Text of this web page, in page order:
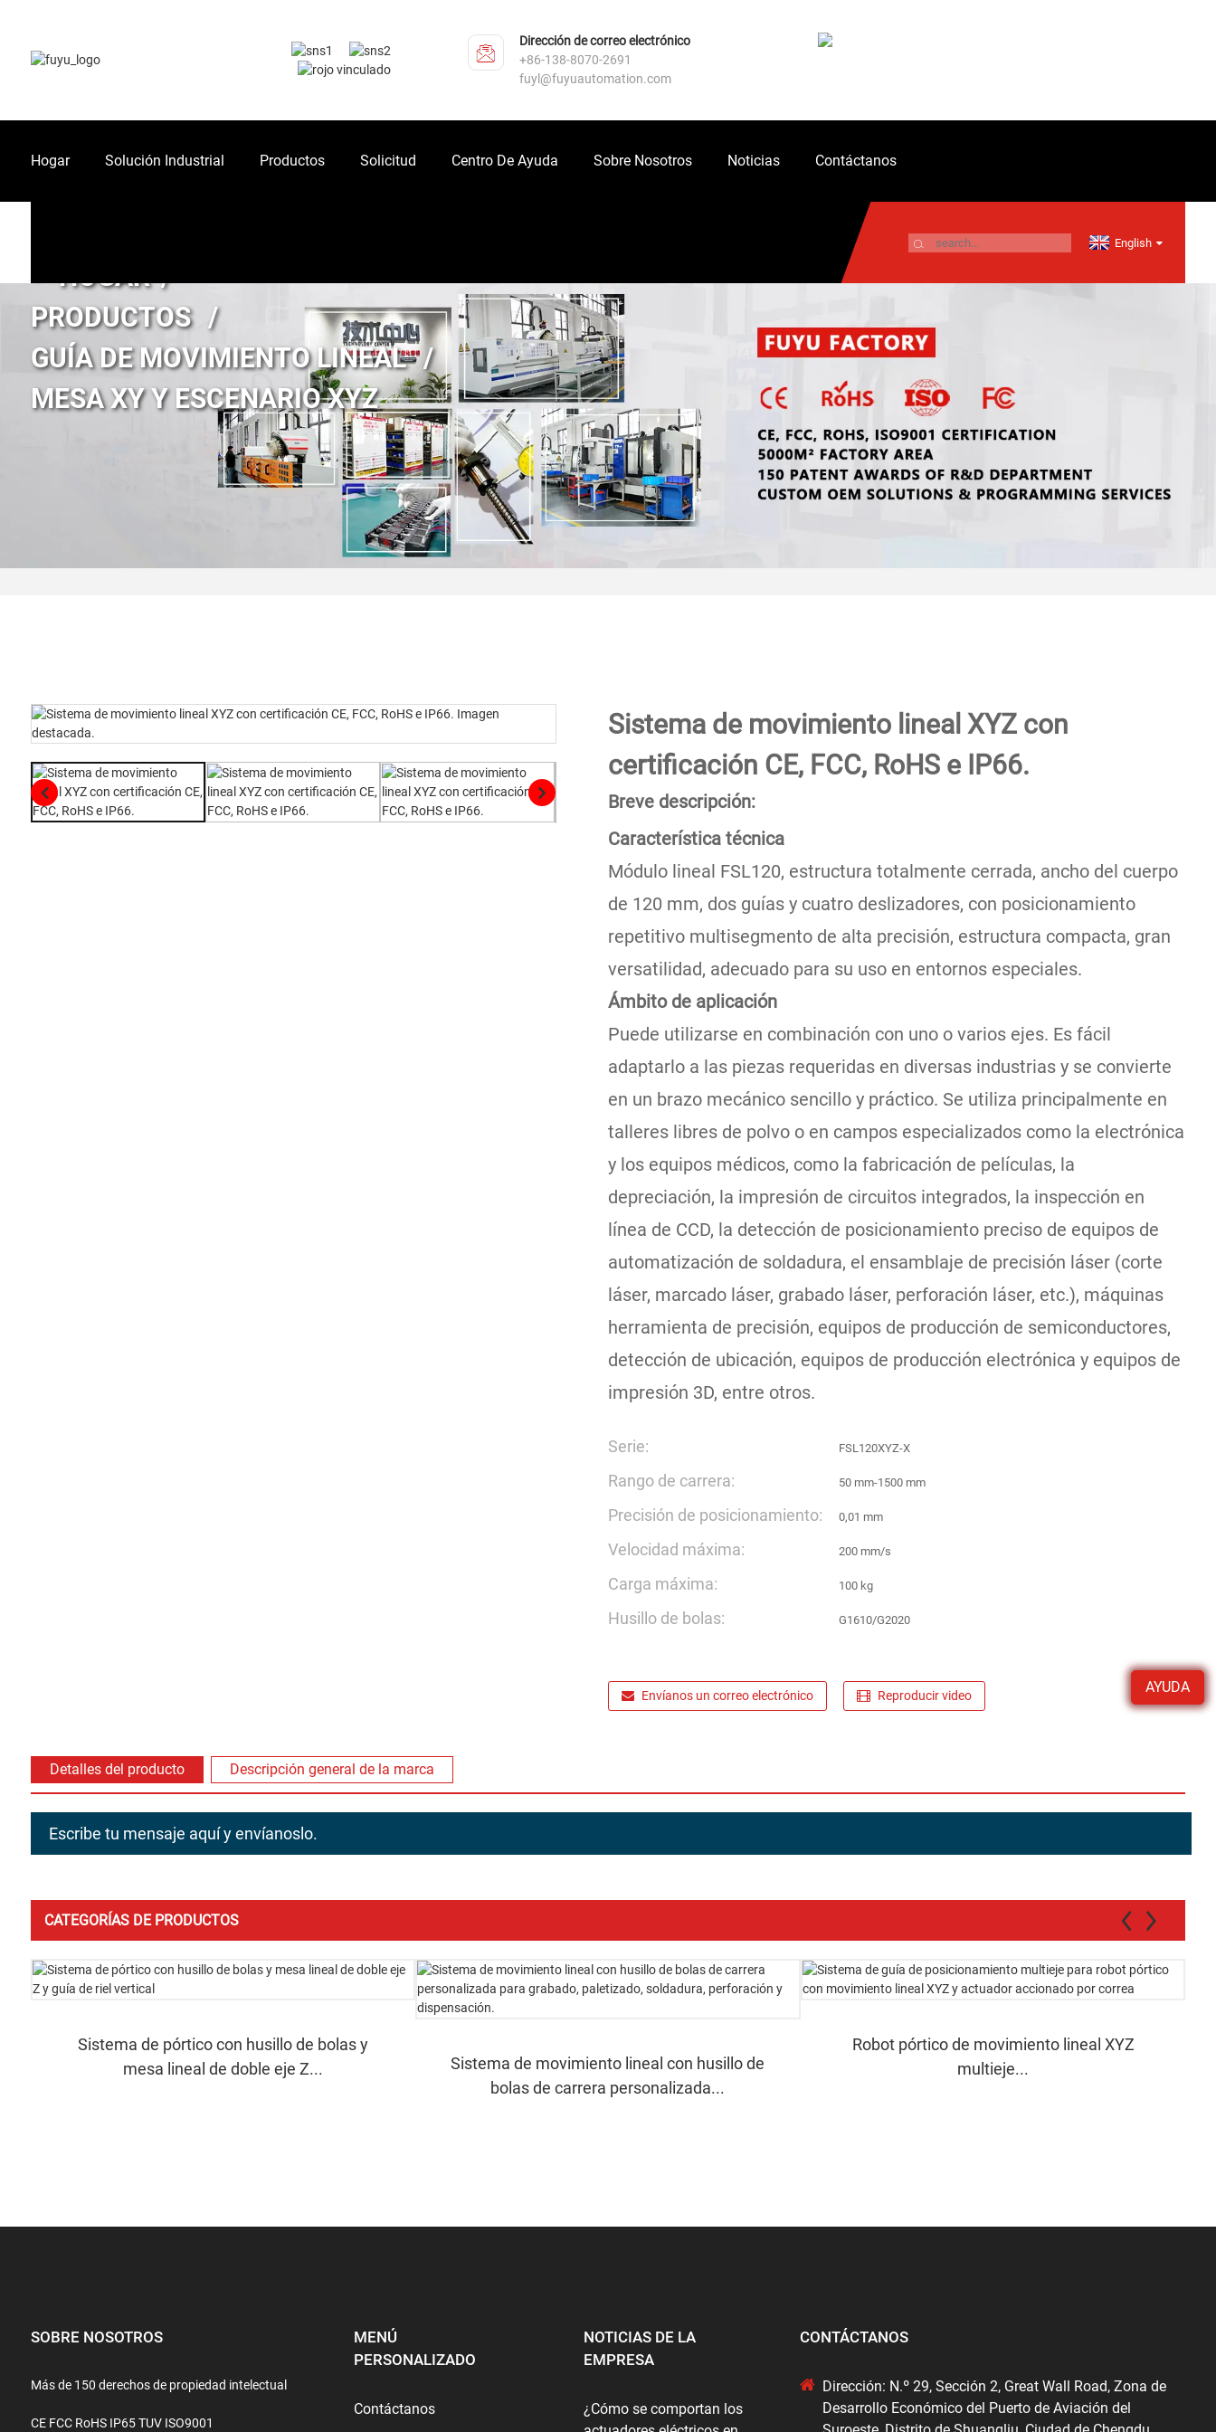
AYUDA
Dirección de correo electrónico
+86-138-8070-2691
fuyl@fuyuautomation.com
Hogar Solución Industrial Productos Solicitud Centro De Ayuda Sobre Nosotros Noticias Contáctanos
English
HOGAR
PRODUCTOS
GUÍA DE MOVIMIENTO LINEAL
MESA XY Y ESCENARIO XYZ
Sistema de movimiento lineal XYZ con
certificación CE, FCC, RoHS e IP66.
Breve descripción:
Característica técnica
Módulo lineal FSL120, estructura totalmente cerrada, ancho del cuerpo
de 120 mm, dos guías y cuatro deslizadores, con posicionamiento
repetitivo multisegmento de alta precisión, estructura compacta, gran
versatilidad, adecuado para su uso en entornos especiales.
Ámbito de aplicación
Puede utilizarse en combinación con uno o varios ejes. Es fácil
adaptarlo a las piezas requeridas en diversas industrias y se convierte
en un brazo mecánico sencillo y práctico. Se utiliza principalmente en
talleres libres de polvo o en campos especializados como la electrónica
y los equipos médicos, como la fabricación de películas, la
depreciación, la impresión de circuitos integrados, la inspección en
línea de CCD, la detección de posicionamiento preciso de equipos de
automatización de soldadura, el ensamblaje de precisión láser (corte
láser, marcado láser, grabado láser, perforación láser, etc.), máquinas
herramienta de precisión, equipos de producción de semiconductores,
detección de ubicación, equipos de producción electrónica y equipos de
impresión 3D, entre otros.
Serie: FSL120XYZ-X
Rango de carrera: 50 mm-1500 mm
Precisión de posicionamiento: 0,01 mm
Velocidad máxima: 200 mm/s
Carga máxima: 100 kg
Husillo de bolas: G1610/G2020
Envíanos un correo electrónico Reproducir video
Detalles del producto Descripción general de la marca
Escribe tu mensaje aquí y envíanoslo.
CATEGORÍAS DE PRODUCTOS
Sistema de pórtico con husillo de bolas y
mesa lineal de doble eje Z...
Sistema de movimiento lineal con husillo de
bolas de carrera personalizada...
Robot pórtico de movimiento lineal XYZ
multieje...
SOBRE NOSOTROS
Más de 150 derechos de propiedad intelectual
CE FCC RoHS IP65 TUV ISO9001
MENÚ
PERSONALIZADO
Contáctanos
NOTICIAS DE LA
EMPRESA
¿Cómo se comportan los
CONTÁCTANOS
Dirección: N.º 29, Sección 2, Great Wall Road, Zona de
Desarrollo Económico del Puerto de Aviación del